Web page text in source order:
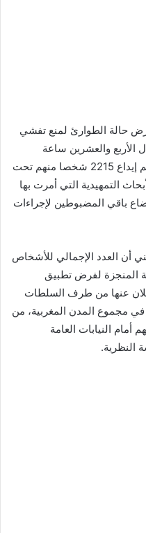
حالة الطوارئ لمنع تفشي
المستجد (كوفيد-19)، خلال الأربع والعشرين ساعة
الماضية، عن توقيف 4222 شخصا، تم إيداع 2215 شخصا منهم تحت
التمهيدية التي أمرت بها
باقي المضبوطين لإجراءات
أن العدد الإجمالي للأشخاص
المنجزة لفرض تطبيق
عنها من طرف السلطات
76 ألفا و907 أشخاص في مجموع المدن المغربية، من
تقديمهم أمام النيابات العامة
النظرية.